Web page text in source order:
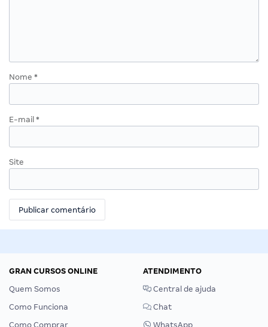
Nome *
E-mail *
Site
GRAN CURSOS ONLINE
Quem Somos
Como Funciona
Como Comprar
ATENDIMENTO
Central de ajuda
Chat
WhatsApp